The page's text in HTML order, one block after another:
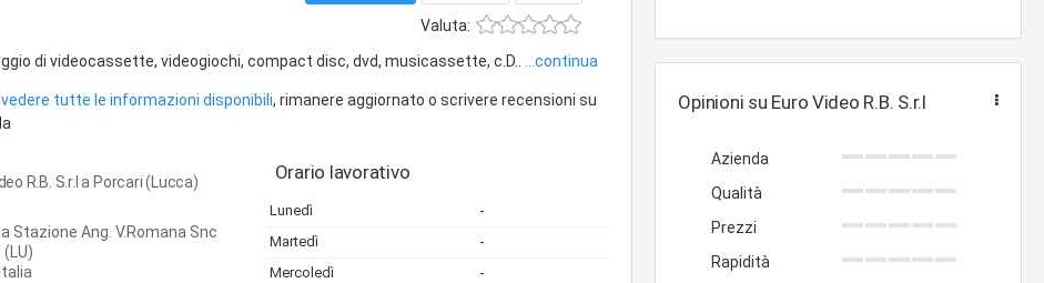
Valuta:
di videocassette, videogiochi, compact disc, dvd, musicassette, c.D..
...continua
tutte le informazioni disponibili, rimanere aggiornato o scrivere recensioni su
R.B. S.r.l a Porcari (Lucca)
Stazione Ang. V.Romana Snc
(LU)
Italia
Orario lavorativo
Lunedì -
Martedì -
Mercoledì -
Opinioni su Euro Video R.B. S.r.l
Azienda
Qualità
Prezzi
Rapidità